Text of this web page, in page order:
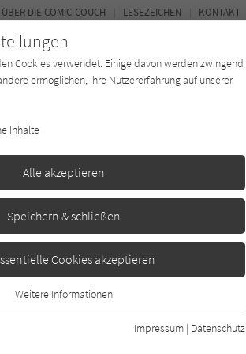
Verlage Magazin
ÜBER DIE COMIC-COUCH LESEZEICHEN KONTAKT
Die Grimm
Cookies verwendet. Einige davon werden zwingend
ermöglichen, Ihre Nutzererfahrung auf unserer
Inhalte
Alle akzeptieren
Speichern & schließen
Cookies akzeptieren
für grundlegende Funktionen der Webseite
dass die Webseite einwandfrei
Weitere Informationen
Impressum | Datenschutz